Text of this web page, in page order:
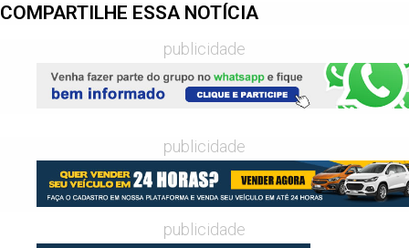
COMPARTILHE ESSA NOTÍCIA
publicidade
publicidade
publicidade